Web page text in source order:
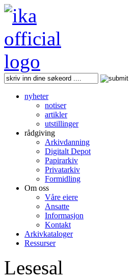
nyheter
notiser
artikler
utstillinger
rådgiving
Arkivdanning
Digitalt Depot
Papirarkiv
Privatarkiv
Formidling
Om oss
Våre eiere
Ansatte
Informasjon
Kontakt
Arkivkataloger
Ressurser
Lesesal